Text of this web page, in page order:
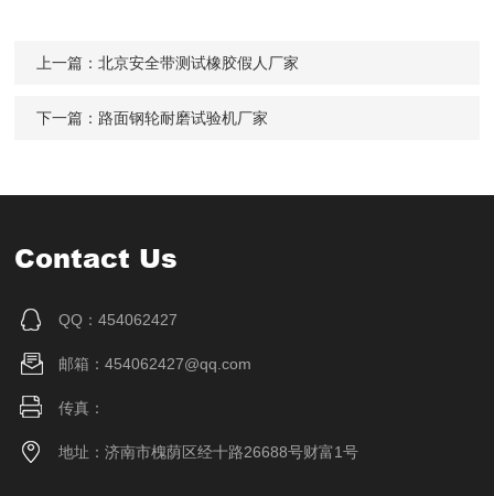
上一篇：北京安全带测试橡胶假人厂家
下一篇： 路面钢轮耐磨试验机厂家
Contact Us
QQ：454062427
邮箱：454062427@qq.com
传真：
地址：济南市槐荫区经十路26688号财富1号